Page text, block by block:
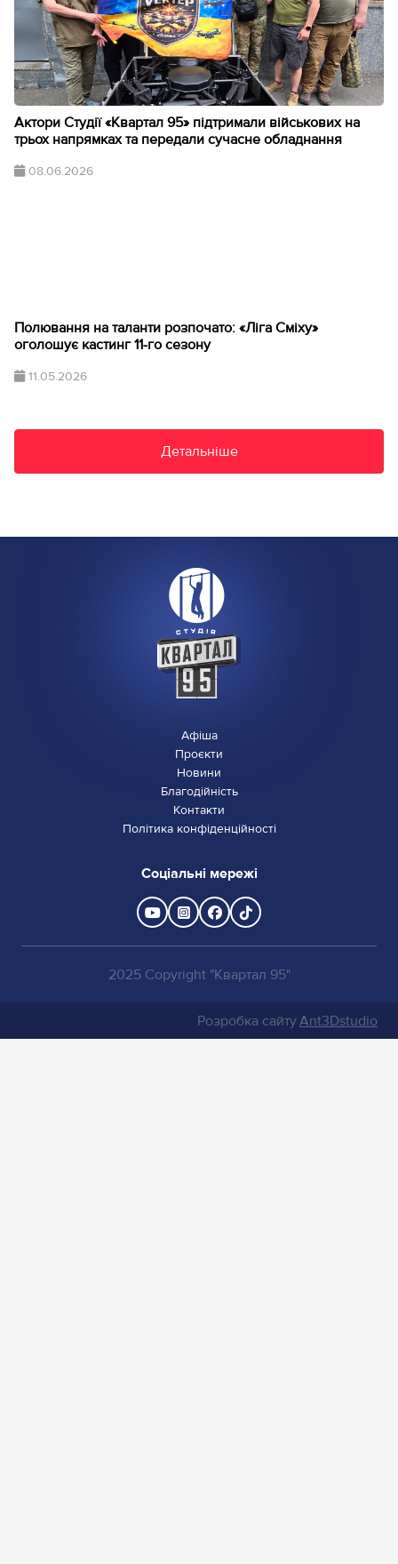
Актори Студії «Квартал 95» підтримали військових на
трьох напрямках та передали сучасне обладнання
08.06.2026
Полювання на таланти розпочато: «Ліга Сміху»
оголошує кастинг 11-го сезону
11.05.2026
Детальніше
Афіша
Проєкти
Новини
Благодійність
Контакти
Політика конфіденційності
Соціальні мережі
2025 Copyright "Квартал 95"
Розробка сайтуAnt3Dstudio